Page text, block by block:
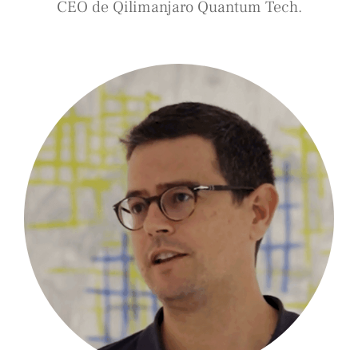
CEO de Qilimanjaro Quantum Tech.